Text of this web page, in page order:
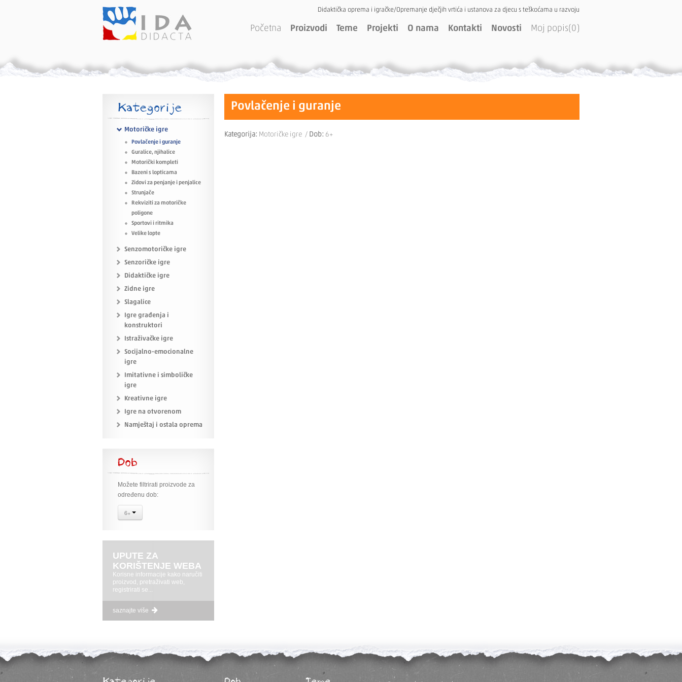
Didaktička oprema i igračke/Opremanje dječjih vrtića i ustanova za djecu s teškoćama u razvoju
Moj popis(0)
Novosti
Kontakti
O nama
Projekti
Teme
Proizvodi
Početna
Kategorije
Motoričke igre
Povlačenje i guranje
Guralice, njihalice
Motorički kompleti
Bazeni s lopticama
Zidovi za penjanje i penjalice
Strunjače
Rekviziti za motoričke
poligone
Sportovi i ritmika
Velike lopte
Senzomotoričke igre
Senzoričke igre
Didaktičke igre
Zidne igre
Slagalice
Igre građenja i
konstruktori
Istraživačke igre
Socijalno-emocionalne
igre
Imitativne i simboličke
igre
Kreativne igre
Igre na otvorenom
Namještaj i ostala oprema
Dob
Možete filtrirati proizvode za
određenu dob:
6+
UPUTE ZA
KORIŠTENJE WEBA
Korisne informacije kako naručiti
proizvod, pretraživati web,
registrirati se...
saznajte više
Povlačenje i guranje
Kategorija: Motoričke igre / Dob: 6+